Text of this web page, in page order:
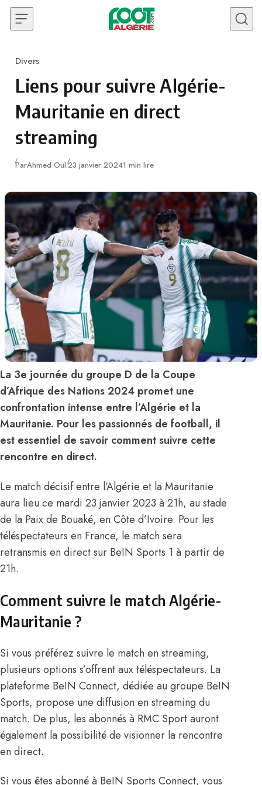
Skip to content
Category
Divers
Liens pour suivre Algérie-
Mauritanie en direct
streaming
ParAhmed Oul.Publié
23 janvier 20241 min lire
La 3e journée du groupe D de la Coupe
d’Afrique des Nations 2024 promet une
confrontation intense entre l’Algérie et la
Mauritanie. Pour les passionnés de football, il
est essentiel de savoir comment suivre cette
rencontre en direct.
Le match décisif entre l’Algérie et la Mauritanie
aura lieu ce mardi 23 janvier 2023 à 21h, au stade
de la Paix de Bouaké, en Côte d’Ivoire. Pour les
téléspectateurs en France, le match sera
retransmis en direct sur BeIN Sports 1 à partir de
21h.
Comment suivre le match Algérie-
Mauritanie ?
Si vous préférez suivre le match en streaming,
plusieurs options s’offrent aux téléspectateurs. La
plateforme BeIN Connect, dédiée au groupe BeIN
Sports, propose une diffusion en streaming du
match. De plus, les abonnés à RMC Sport auront
également la possibilité de visionner la rencontre
en direct.
Si vous êtes abonné à BeIN Sports Connect, vous